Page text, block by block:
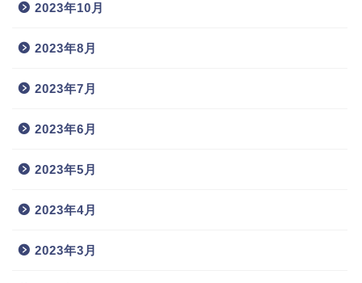
2023年10月
2023年8月
2023年7月
2023年6月
2023年5月
2023年4月
2023年3月